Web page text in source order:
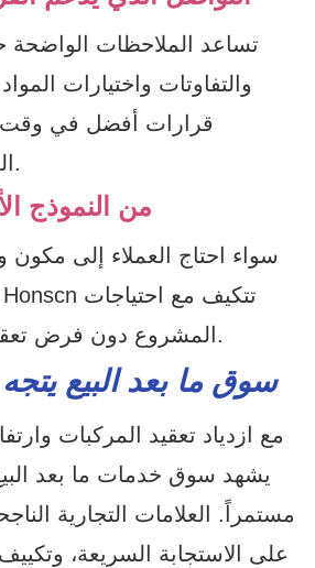
تساعد الملاحظات الواضحة
والتفاوتات واختيارات
قرارات أفضل في وقت
المشاكل في الإنتاج.
من النموذج
سواء احتاج العملاء إلى
المشروع دون فرض تعقيدات غير ضرورية.
سوق ما بعد البيع
مع ازدياد تعقيد المركبات
يشهد سوق خدمات ما بعد
مستمراً. العلامات التجارية
على الاستجابة السريعة،